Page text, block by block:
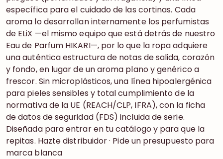
específica para el cuidado de las cortinas. Cada
aroma lo desarrollan internamente los perfumistas
de ELiX —el mismo equipo que está detrás de nuestro
Eau de Parfum HIKARI—, por lo que la ropa adquiere
una auténtica estructura de notas de salida, corazón
y fondo, en lugar de un aroma plano y genérico a
frescor. Sin microplásticos, una línea hipoalergénica
para pieles sensibles y total cumplimiento de la
normativa de la UE (REACH/CLP, IFRA), con la ficha
de datos de seguridad (FDS) incluida de serie.
Diseñada para entrar en tu catálogo y para que la
repitas. Hazte distribuidor · Pide un presupuesto para
marca blanca